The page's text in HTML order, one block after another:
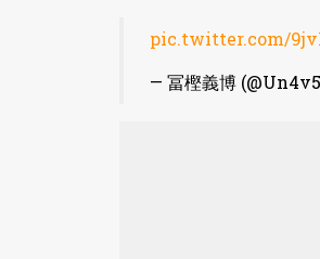
pic.twitter.com/
— 冨樫義博